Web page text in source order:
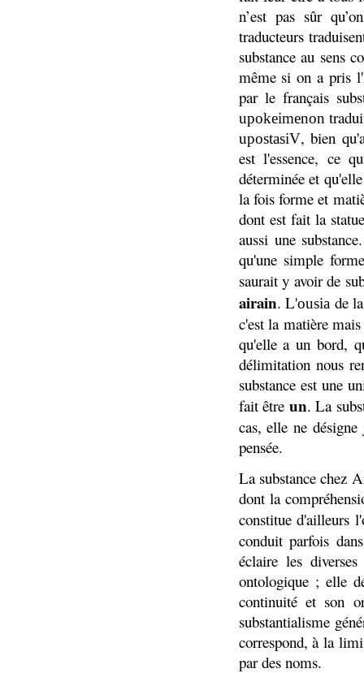
n’est pas sûr
traducteurs
substance au sens
même si on a pris
par le français
upokeimenon
upostasiV, bien
est l'essence, ce
déterminée et
la fois forme et
dont est fait la
aussi une
qu'une simple
saurait y avoir de
airain. L'ousia de
c'est la matière
qu'elle a un bord,
délimitation nous
substance est une
fait être un. La
cas, elle ne
pensée.
La substance chez
dont la
constitue d'ailleurs
conduit parfois
éclaire les
ontologique ; elle
continuité et son
substantialisme
correspond, à la
par des noms.